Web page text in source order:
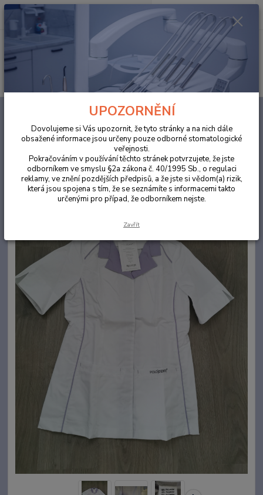
Hledat
za 0,00 Kč
Halena/košile dámská S bílá
Halena/košile dámská S bílá
UPOZORNĚNÍ
Dovolujeme si Vás upozornit, že tyto stránky a na nich dále
obsažené informace jsou určeny pouze odborné stomatologické
veřejnosti.
Pokračováním v používání těchto stránek potvrzujete, že jste
odborníkem ve smyslu §2a zákona č. 40/1995 Sb., o regulaci
reklamy, ve znění pozdějších předpisů, a že jste si vědom(a) rizik,
která jsou spojena s tím, že se seznámíte s informacemi takto
určenými pro případ, že odborníkem nejste.
Zavřít